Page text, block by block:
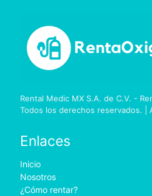
Rental Medic MX S.A. de C.V. -
Todos los derechos reservados. |
Enlaces
Inicio
Nosotros
¿Cómo rentar?